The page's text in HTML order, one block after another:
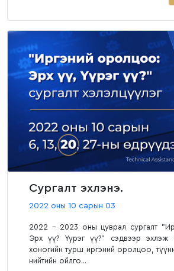
Сургалт эхлэнэ.
2022 оны 10 сарын 03
2022 - 2023 оны цуврал сургалт
Эрх үү? Үүрэг үү?" сэдвээр
хоногийн турш иргэний оролцоо,
нийтийн ойлго...